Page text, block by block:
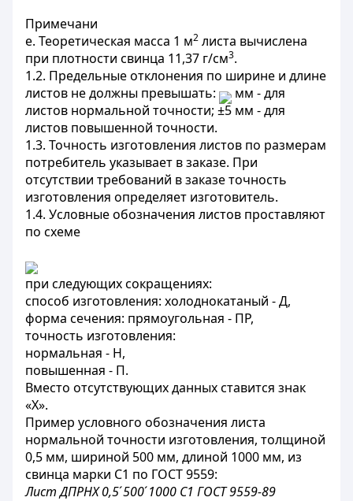
Примечани
е. Теоретическая масса 1 м2 листа вычислена
при плотности свинца 11,37 г/см3.
1.2. Предельные отклонения по ширине и длине
листов не должны превышать:
мм - для
листов нормальной точности; ±5 мм - для
листов повышенной точности.
1.3. Точность изготовления листов по размерам
потребитель указывает в заказе. При
отсутствии требований в заказе точность
изготовления определяет изготовитель.
1.4. Условные обозначения листов проставляют
по схеме
при следующих сокращениях:
способ изготовления: холоднокатаный - Д,
форма сечения: прямоугольная - ПР,
точность изготовления:
нормальная - Н,
повышенная - П.
Вместо отсутствующих данных ставится знак
«X».
Пример условного обозначения листа
нормальной точности изготовления, толщиной
0,5 мм, шириной 500 мм, длиной 1000 мм, из
свинца марки С1 по ГОСТ 9559:
Лист ДПРНХ 0,5´500´1000 С1 ГОСТ 9559-89